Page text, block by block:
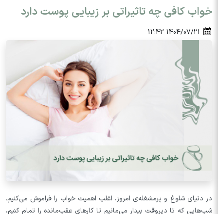
خواب کافی چه تاثیراتی بر زیبایی پوست دارد
1404/07/21
12:42
در دنیای شلوغ و پرمشغله‌ی امروز، اغلب اهمیت خواب را فراموش می‌کنیم.
شب‌هایی که تا دیروقت بیدار می‌مانیم تا کارهای عقب‌مانده را تمام کنیم،